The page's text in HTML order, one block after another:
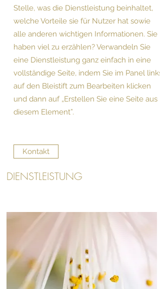
Stelle, was die Dienstleistung beinhaltet,
welche Vorteile sie für Nutzer hat sowie
alle anderen wichtigen Informationen. Sie
haben viel zu erzählen? Verwandeln Sie
eine Dienstleistung ganz einfach in eine
vollständige Seite, indem Sie im Panel links
auf den Bleistift zum Bearbeiten klicken
und dann auf „Erstellen Sie eine Seite aus
diesem Element”.
Kontakt
DIENSTLEISTUNG